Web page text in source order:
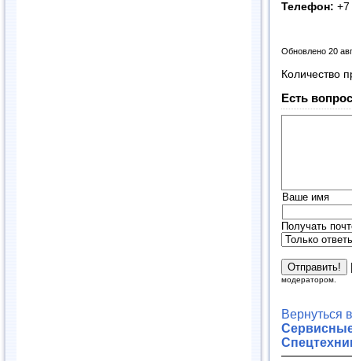
Телефон: +7
Обновлено 20
Количество
Есть
Ваше имя
Получать
модератором.
Вернуться